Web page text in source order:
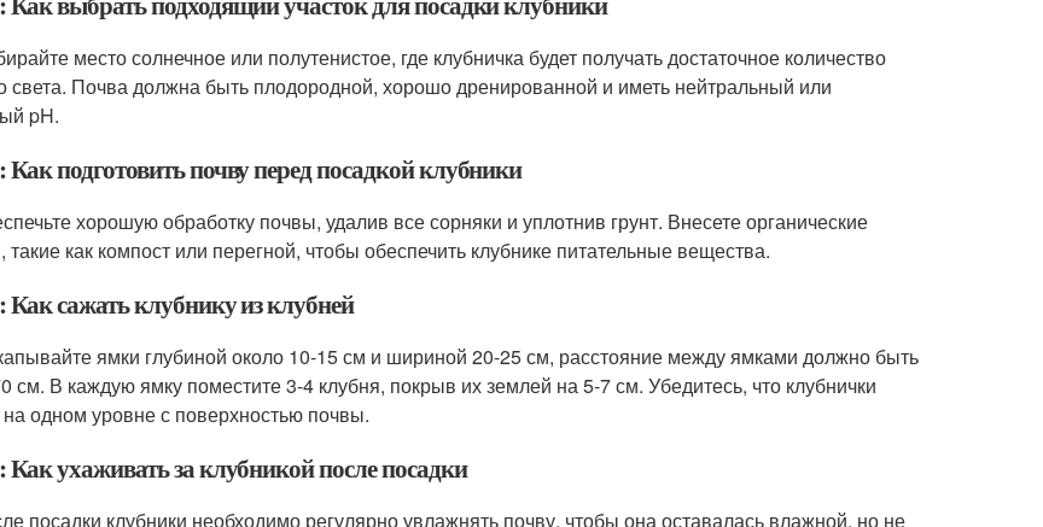
место солнечное или полутенистое, где клубничка будет получать достаточное количество
света. Почва должна быть плодородной, хорошо дренированной и иметь нейтральный или
pH.
подготовить почву перед посадкой клубники
хорошую обработку почвы, удалив все сорняки и уплотнив грунт. Внесете органические
такие как компост или перегной, чтобы обеспечить клубнике питательные вещества.
Как сажать клубнику из клубней
ямки глубиной около 10-15 см и шириной 20-25 см, расстояние между ямками должно быть
см. В каждую ямку поместите 3-4 клубня, покрыв их землей на 5-7 см. Убедитесь, что клубнички
на одном уровне с поверхностью почвы.
Как ухаживать за клубникой после посадки
посадки клубники необходимо регулярно увлажнять почву, чтобы она оставалась влажной, но не